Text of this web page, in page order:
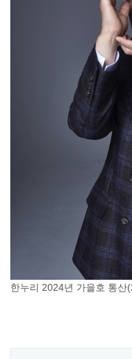
한누리 2024년 가을호 통산